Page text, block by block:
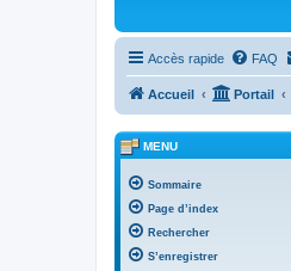
Accès rapide FAQ
Accueil Portail
MENU
Sommaire
Page d’index
Rechercher
S’enregistrer